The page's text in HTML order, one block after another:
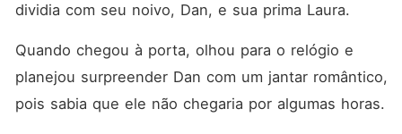
dividia com seu noivo, Dan, e sua prima Laura.
Quando chegou à porta, olhou para o relógio e
planejou surpreender Dan com um jantar romântico,